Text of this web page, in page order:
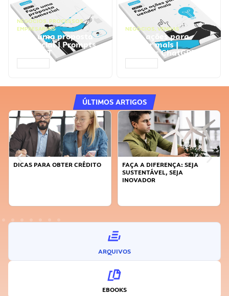
NEGÓCIOS, PROCESSOS
EMPRESARIAIS
Faça uma proposta
comercial | Prompts
ChatGPT
NEGÓCIOS, VENDAS
Faça ações para
vender mais |
Prompts ChatGPT
ÚLTIMOS ARTIGOS
DICAS PARA OBTER CRÉDITO
FAÇA A DIFERENÇA: SEJA
SUSTENTÁVEL, SEJA
INOVADOR
ARQUIVOS
EBOOKS